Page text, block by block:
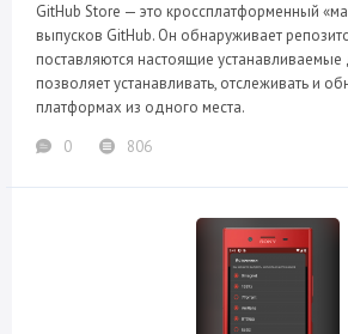
GitHub Store — это кроссплатформенный
выпусков GitHub. Он обнаруживает
поставляются настоящие
позволяет устанавливать, отслеживать и
платформах из одного места.
0
806